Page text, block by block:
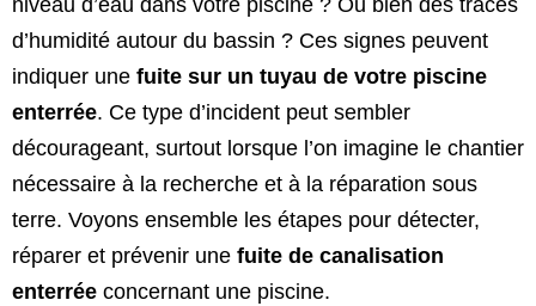
niveau d’eau dans votre piscine ? Ou bien des traces
d’humidité autour du bassin ? Ces signes peuvent
indiquer une fuite sur un tuyau de votre piscine
enterrée. Ce type d’incident peut sembler
décourageant, surtout lorsque l’on imagine le chantier
nécessaire à la recherche et à la réparation sous
terre. Voyons ensemble les étapes pour détecter,
réparer et prévenir une fuite de canalisation
enterrée concernant une piscine.